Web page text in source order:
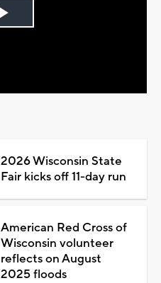
Play
2026 Wisconsin State
Fair kicks off 11-day run
American Red Cross of
Wisconsin volunteer
reflects on August
2025 floods